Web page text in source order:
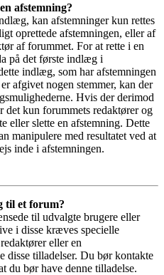
afstemning?
kan afstemninger kun rettes
oprettede afstemningen, eller af
af forummet. For at rette i en
på det første indlæg i
indlæg, som har afstemningen
afgivet nogen stemmer, kan der
Hvis der derimod
det kun forummets redaktører og
eller slette en afstemning. Dette
manipulere med resultatet ved at
inde i afstemningen.
til et forum?
til udvalgte brugere eller
i disse kræves specielle
eller en
disse tilladelser. Du bør kontakte
du bør have denne tilladelse.